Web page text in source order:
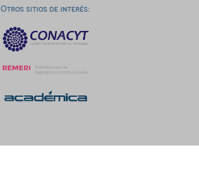
Otros sitios de interés: